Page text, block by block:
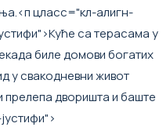
<п цласс="кл-алигн-
са терасама у
биле домови богатих
у свакодневни живот
прелепа дворишта и баште